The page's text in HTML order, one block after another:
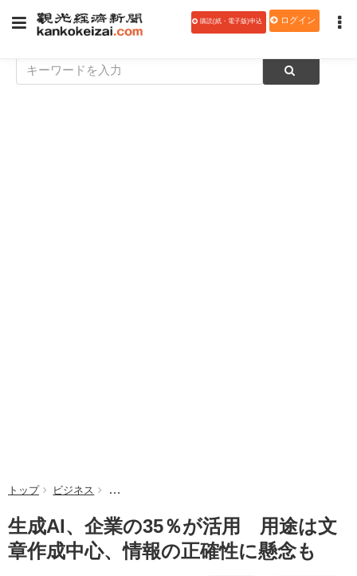
購読(紙・電子版)申込 ログイン
トップ ビジネス 生成AI、企業の35％が活用 用途は文章作成中心、
生成AI、企業の35％が活用 用途は文
章作成中心、情報の正確性に懸念も